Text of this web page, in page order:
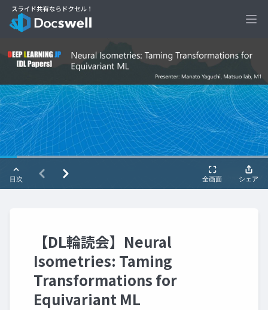
【DL輪読会】Neural
Isometries: Taming
Transformations for
Equivariant ML